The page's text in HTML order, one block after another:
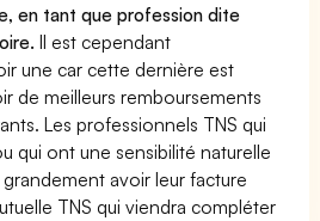
en tant que profession dite
Il est cependant
une car cette dernière est
de meilleurs remboursements
Les professionnels TNS qui
qui ont une sensibilité naturelle
avoir leur facture
TNS qui viendra compléter